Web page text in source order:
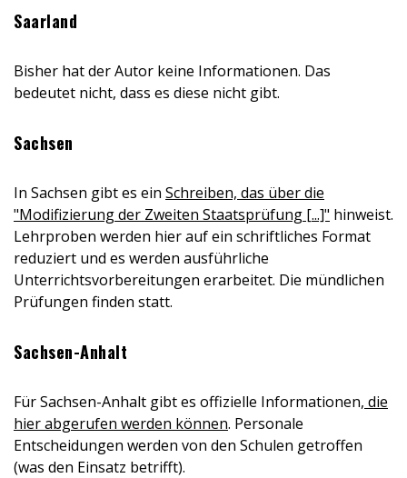
Saarland
Bisher hat der Autor keine Informationen. Das
bedeutet nicht, dass es diese nicht gibt.
Sachsen
In Sachsen gibt es ein Schreiben, das über die
"Modifizierung der Zweiten Staatsprüfung [...]" hinweist.
Lehrproben werden hier auf ein schriftliches Format
reduziert und es werden ausführliche
Unterrichtsvorbereitungen erarbeitet. Die mündlichen
Prüfungen finden statt.
Sachsen-Anhalt
Für Sachsen-Anhalt gibt es offizielle Informationen, die
hier abgerufen werden können. Personale
Entscheidungen werden von den Schulen getroffen
(was den Einsatz betrifft).